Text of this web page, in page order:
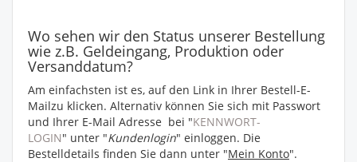
Wo sehen wir den Status unserer Bestellung
wie z.B. Geldeingang, Produktion oder
Versanddatum?
Am einfachsten ist es, auf den Link in Ihrer Bestell-E-
Mailzu klicken. Alternativ können Sie sich mit Passwort
und Ihrer E-Mail Adresse bei "KENNWORT-
LOGIN" unter "Kundenlogin" einloggen. Die
Bestelldetails finden Sie dann unter "Mein Konto".